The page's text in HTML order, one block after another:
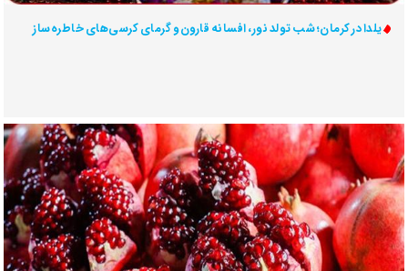
یلدا در کرمان؛ شب تولد نور، افسانه قارون و گرمای کرسی‌های خاطره‌ساز